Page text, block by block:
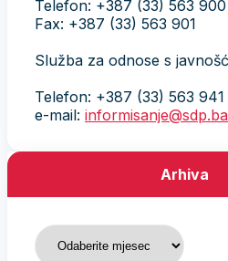
Telefon: +387 (33) 563 900
Fax: +387 (33) 563 901
Služba za odnose s
Telefon: +387 (33) 563 941
e-mail: informisanje@sdp.ba
Arhiva
Arhiva